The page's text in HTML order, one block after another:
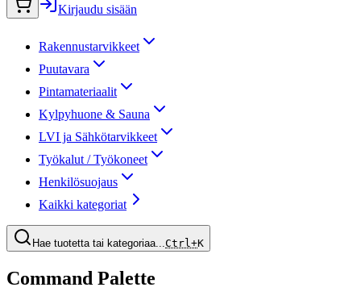
Kirjaudu sisään
Rakennustarvikkeet
Puutavara
Pintamateriaalit
Kylpyhuone & Sauna
LVI ja Sähkötarvikkeet
Työkalut / Työkoneet
Henkilösuojaus
Kaikki kategoriat
Hae tuotetta tai kategoriaa...Ctrl+K
Command Palette